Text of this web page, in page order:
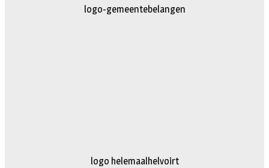
AG-Techniek
logo truckertruck 2023.fw